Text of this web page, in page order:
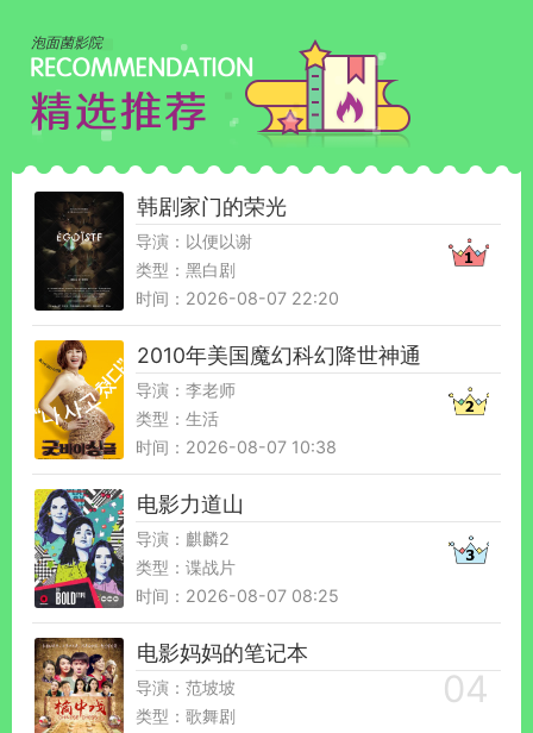
泡面菌影院
韩剧家门的荣光
导演：以便以谢
类型：黑白剧
时间：2026-08-07 22:20
2010年美国魔幻科幻降世神通
导演：李老师
类型：生活
时间：2026-08-07 10:38
电影力道山
导演：麒麟2
类型：谍战片
时间：2026-08-07 08:25
电影妈妈的笔记本
导演：范坡坡
类型：歌舞剧